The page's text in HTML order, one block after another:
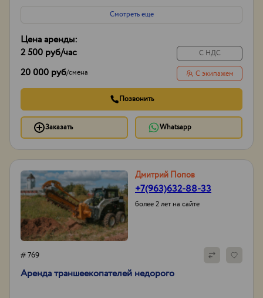
Смотреть еще
Цена аренды:
2 500 руб/час
20 000 руб/смена
С НДС
С экипажем
Позвонить
Заказать Whatsapp
Дмитрий Попов
+7(963)632-88-33
более 2 лет на сайте
# 769
Аренда траншеекопателей недорого